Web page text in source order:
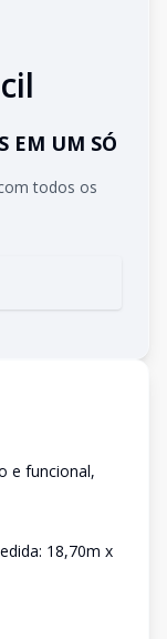
EM UM SÓ
todos os
e funcional,
18,70m x